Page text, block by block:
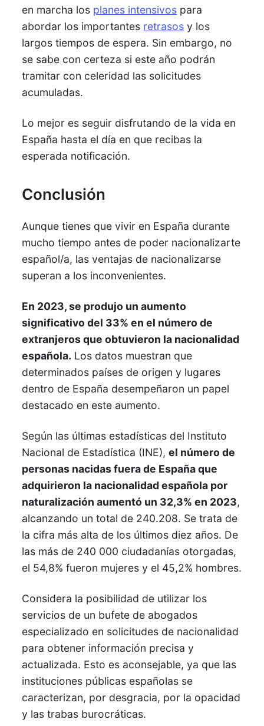
en marcha los planes intensivos para
abordar los importantes retrasos y los
largos tiempos de espera. Sin embargo, no
se sabe con certeza si este año podrán
tramitar con celeridad las solicitudes
acumuladas.
Lo mejor es seguir disfrutando de la vida en
España hasta el día en que recibas la
esperada notificación.
Conclusión
Aunque tienes que vivir en España durante
mucho tiempo antes de poder nacionalizarte
español/a, las ventajas de nacionalizarse
superan a los inconvenientes.
En 2023, se produjo un aumento
significativo del 33% en el número de
extranjeros que obtuvieron la nacionalidad
española. Los datos muestran que
determinados países de origen y lugares
dentro de España desempeñaron un papel
destacado en este aumento.
Según las últimas estadísticas del Instituto
Nacional de Estadística (INE),el número de
personas nacidas fuera de España que
adquirieron la nacionalidad española por
naturalización aumentó un 32,3% en 2023,
alcanzando un total de 240.208. Se trata de
la cifra más alta de los últimos diez años. De
las más de 240 000 ciudadanías otorgadas,
el 54,8% fueron mujeres y el 45,2% hombres.
Considera la posibilidad de utilizar los
servicios de un bufete de abogados
especializado en solicitudes de nacionalidad
para obtener información precisa y
actualizada. Esto es aconsejable, ya que las
instituciones públicas españolas se
caracterizan, por desgracia, por la opacidad
y las trabas burocráticas.